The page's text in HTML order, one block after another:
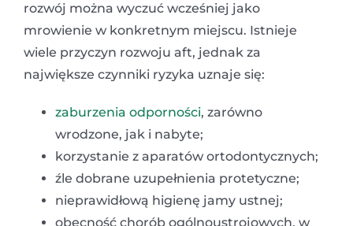
rozwój można wyczuć wcześniej jako
mrowienie w konkretnym miejscu. Istnieje
wiele przyczyn rozwoju aft, jednak za
największe czynniki ryzyka uznaje się:
zaburzenia odporności, zarówno
wrodzone, jak i nabyte;
korzystanie z aparatów ortodontycznych;
źle dobrane uzupełnienia protetyczne;
nieprawidłową higienę jamy ustnej;
obecność chorób ogólnoustrojowych, w